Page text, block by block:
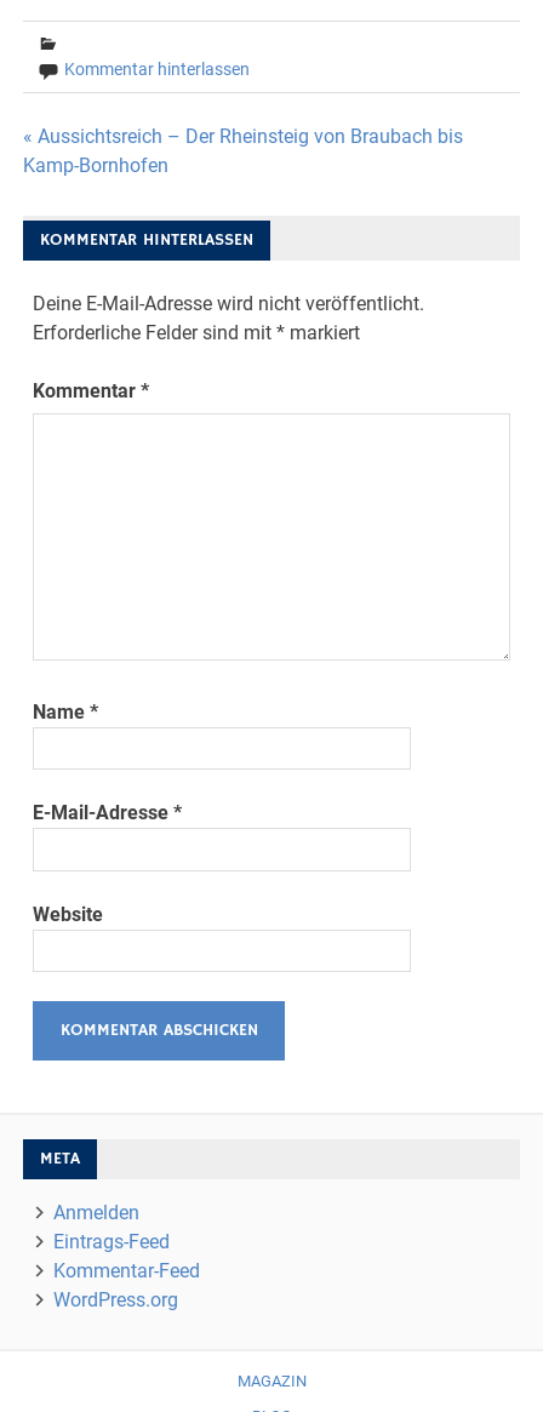
Kommentar hinterlassen
Beitragsnavigation
« Aussichtsreich – Der Rheinsteig von Braubach bis
Kamp-Bornhofen
KOMMENTAR HINTERLASSEN
Deine E-Mail-Adresse wird nicht veröffentlicht.
Erforderliche Felder sind mit* markiert
Kommentar*
Name*
E-Mail-Adresse*
Website
META
Anmelden
Eintrags-Feed
Kommentar-Feed
WordPress.org
MAGAZIN